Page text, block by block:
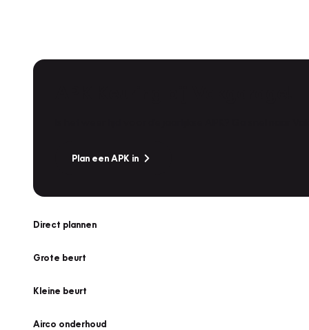
Plan een APK in
Direct plannen
Grote beurt
Kleine beurt
Airco onderhoud